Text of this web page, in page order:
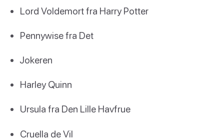
Lord Voldemort fra Harry Potter
Pennywise fra Det
Jokeren
Harley Quinn
Ursula fra Den Lille Havfrue
Cruella de Vil